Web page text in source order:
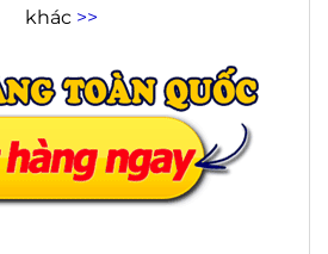
khác >>